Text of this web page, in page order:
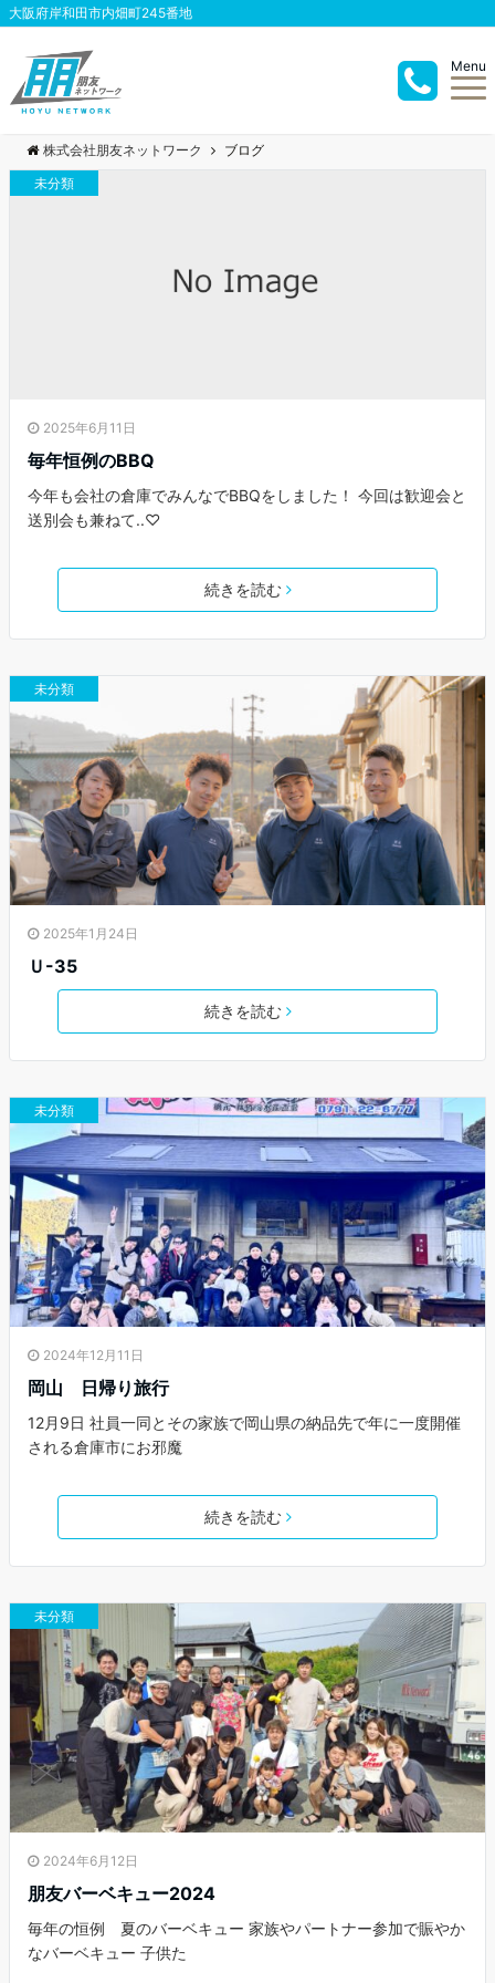
大阪府岸和田市内畑町245番地
Menu
株式会社朋友ネットワーク
ブログ
未分類
2025年6月11日
毎年恒例のBBQ
今年も会社の倉庫でみんなでBBQをしました！ 今回は歓迎会と
送別会も兼ねて..♡
続きを読む
未分類
2025年1月24日
Ｕ-35
続きを読む
未分類
2024年12月11日
岡山 日帰り旅行
12月9日 社員一同とその家族で岡山県の納品先で年に一度開催
される倉庫市にお邪魔
続きを読む
未分類
2024年6月12日
朋友バーベキュー2024
毎年の恒例 夏のバーベキュー 家族やパートナー参加で賑やか
なバーベキュー 子供た